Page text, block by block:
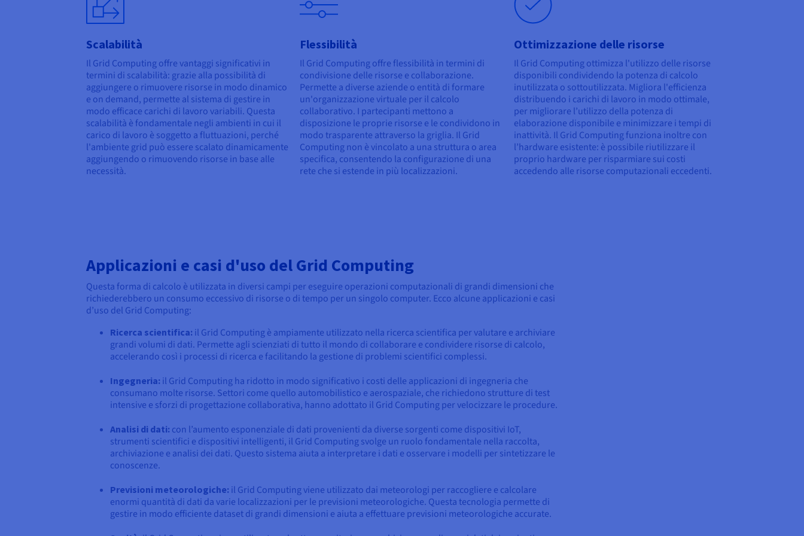
Scalabilità
Il Grid Computing offre vantaggi significativi in
termini di scalabilità: grazie alla possibilità di
aggiungere o rimuovere risorse in modo dinamico
e on demand, permette al sistema di gestire in
modo efficace carichi di lavoro variabili. Questa
scalabilità è fondamentale negli ambienti in cui il
carico di lavoro è soggetto a fluttuazioni, perché
l'ambiente grid può essere scalato dinamicamente
aggiungendo o rimuovendo risorse in base alle
necessità.
Flessibilità
Il Grid Computing offre flessibilità in termini di
condivisione delle risorse e collaborazione.
Permette a diverse aziende o entità di formare
un'organizzazione virtuale per il calcolo
collaborativo. I partecipanti mettono a
disposizione le proprie risorse e le condividono in
modo trasparente attraverso la griglia. Il Grid
Computing non è vincolato a una struttura o area
specifica, consentendo la configurazione di una
rete che si estende in più localizzazioni.
Ottimizzazione delle risorse
Il Grid Computing ottimizza l'utilizzo delle risorse
disponibili condividendo la potenza di calcolo
inutilizzata o sottoutilizzata. Migliora l'efficienza
distribuendo i carichi di lavoro in modo ottimale,
per migliorare l’utilizzo della potenza di
elaborazione disponibile e minimizzare i tempi di
inattività. Il Grid Computing funziona inoltre con
l’hardware esistente: è possibile riutilizzare il
proprio hardware per risparmiare sui costi
accedendo alle risorse computazionali eccedenti.
Applicazioni e casi d'uso del Grid Computing
Questa forma di calcolo è utilizzata in diversi campi per eseguire operazioni computazionali di grandi dimensioni che
richiederebbero un consumo eccessivo di risorse o di tempo per un singolo computer. Ecco alcune applicazioni e casi
d’uso del Grid Computing:
Ricerca scientifica: il Grid Computing è ampiamente utilizzato nella ricerca scientifica per valutare e archiviare
grandi volumi di dati. Permette agli scienziati di tutto il mondo di collaborare e condividere risorse di calcolo,
accelerando così i processi di ricerca e facilitando la gestione di problemi scientifici complessi.
Ingegneria: il Grid Computing ha ridotto in modo significativo i costi delle applicazioni di ingegneria che
consumano molte risorse. Settori come quello automobilistico e aerospaziale, che richiedono strutture di test
intensive e sforzi di progettazione collaborativa, hanno adottato il Grid Computing per velocizzare le procedure.
Analisi di dati: con l’aumento esponenziale di dati provenienti da diverse sorgenti come dispositivi IoT,
strumenti scientifici e dispositivi intelligenti, il Grid Computing svolge un ruolo fondamentale nella raccolta,
archiviazione e analisi dei dati. Questo sistema aiuta a interpretare i dati e osservare i modelli per sintetizzare le
conoscenze.
Previsioni meteorologiche: il Grid Computing viene utilizzato dai meteorologi per raccogliere e calcolare
enormi quantità di dati da varie localizzazioni per le previsioni meteorologiche. Questa tecnologia permette di
gestire in modo efficiente dataset di grandi dimensioni e aiuta a effettuare previsioni meteorologiche accurate.